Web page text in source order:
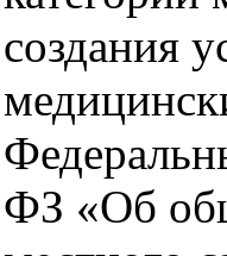
создания
ФЗ «Об